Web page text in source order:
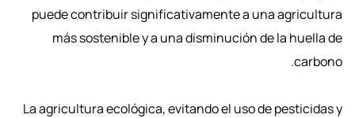
puede contribuir significativamente a una agricultura
más sostenible y a una disminución de la huella de
carbono.
La agricultura ecológica, evitando el uso de pesticidas y